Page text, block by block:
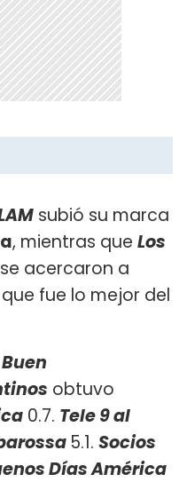
subió su marca
, mientras que Los
se acercaron a
que fue lo mejor del
Buen
obtuvo
0.7. Tele 9 al
5.1. Socios
Días América